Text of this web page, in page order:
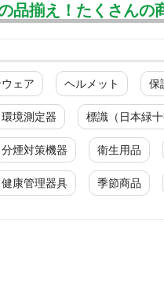
品揃え！たくさんの
ェア ヘルメット 保
環境測定器 標識（日本緑十
分煙対策機器 衛生用品
健康管理器具 季節商品